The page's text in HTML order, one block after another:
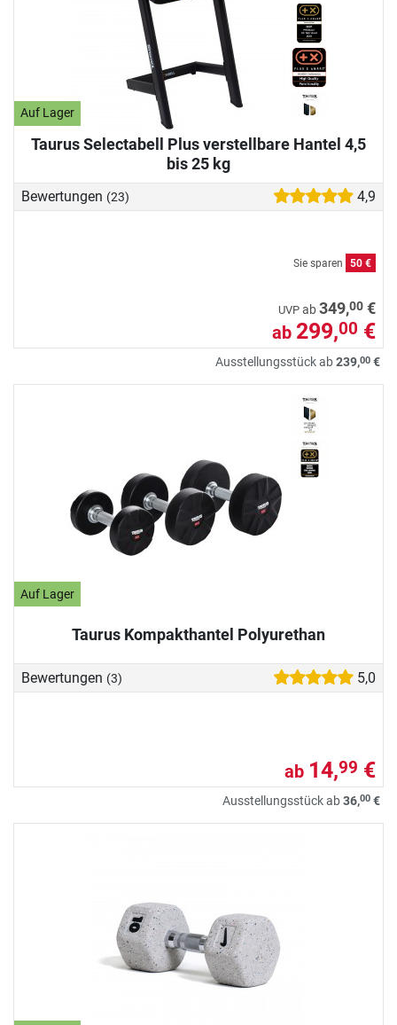
Auf Lager
Taurus Selectabell Plus verstellbare Hantel 4,5
bis 25 kg
Bewertungen (23) 4,9
Sie sparen 50 €
UVP ab349,00 €
ab 299,00 €
Ausstellungsstück ab239,00 €
Auf Lager
Taurus Kompakthantel Polyurethan
Bewertungen (3) 5,0
ab 14,99 €
Ausstellungsstück ab36,00 €